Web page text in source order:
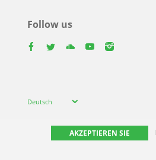
AKZEPTIEREN SIE
Follow us
language
Deutsch